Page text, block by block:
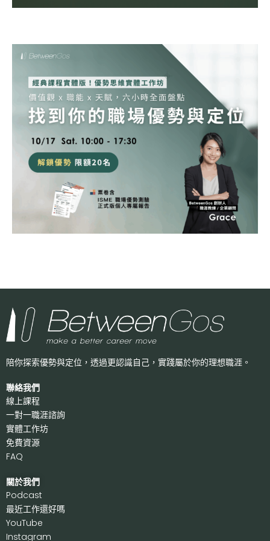
陪你探索優勢與定位，透過更認識自己， 實踐屬於你的理想職涯。
聯絡我們
線上課程
一對一職涯諮詢
實體工作坊
免費資源
FAQ
關於我們
Podcast
最近工作還好嗎
YouTube
Instagram